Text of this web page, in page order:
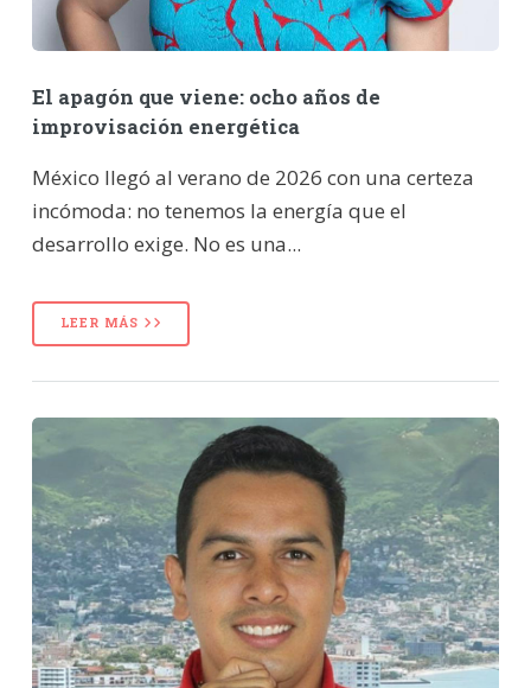
El apagón que viene: ocho años de
improvisación energética
México llegó al verano de 2026 con una certeza
incómoda: no tenemos la energía que el
desarrollo exige. No es una...
LEER MÁS